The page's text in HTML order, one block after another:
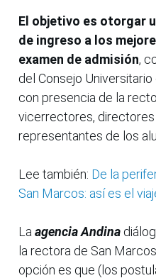
El objetivo es otorgar
de ingreso a los
examen de admisión,
del Consejo
con presencia de la
vicerrectores,
representantes de los
Lee también: De la
San Marcos: así es el
La agencia Andina
la rectora de San
opción es que (los